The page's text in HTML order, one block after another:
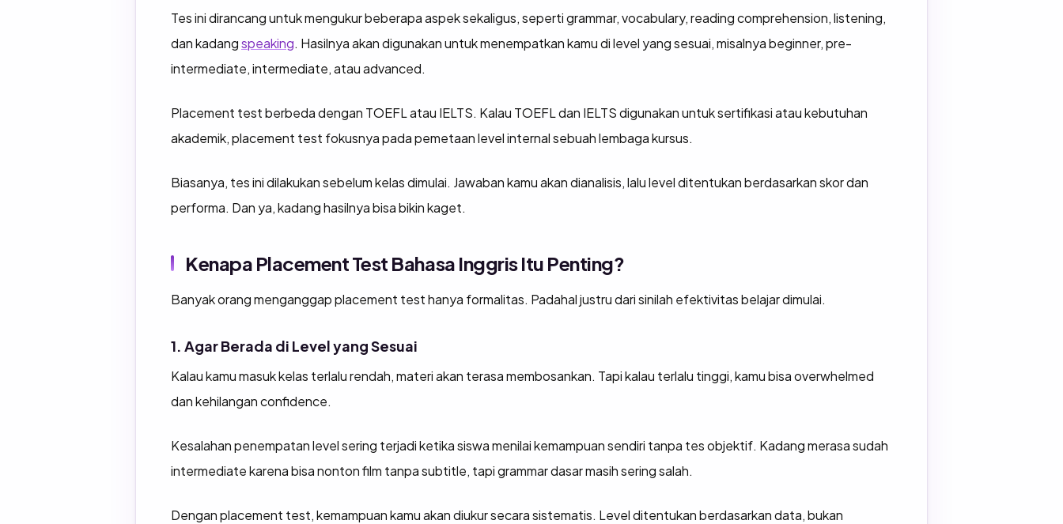
Tes ini dirancang untuk mengukur beberapa aspek sekaligus, seperti grammar, vocabulary, reading comprehension, listening,
dan kadangspeaking. Hasilnya akan digunakan untuk menempatkan kamu di level yang sesuai, misalnya beginner, pre-
intermediate, intermediate, atau advanced.
Placement test berbeda dengan TOEFL atau IELTS. Kalau TOEFL dan IELTS digunakan untuk sertifikasi atau kebutuhan
akademik, placement test fokusnya pada pemetaan level internal sebuah lembaga kursus.
Biasanya, tes ini dilakukan sebelum kelas dimulai. Jawaban kamu akan dianalisis, lalu level ditentukan berdasarkan skor dan
performa. Dan ya, kadang hasilnya bisa bikin kaget.
Kenapa Placement Test Bahasa Inggris Itu Penting?
Banyak orang menganggap placement test hanya formalitas. Padahal justru dari sinilah efektivitas belajar dimulai.
1. Agar Berada di Level yang Sesuai
Kalau kamu masuk kelas terlalu rendah, materi akan terasa membosankan. Tapi kalau terlalu tinggi, kamu bisa overwhelmed
dan kehilangan confidence.
Kesalahan penempatan level sering terjadi ketika siswa menilai kemampuan sendiri tanpa tes objektif. Kadang merasa sudah
intermediate karena bisa nonton film tanpa subtitle, tapi grammar dasar masih sering salah.
Dengan placement test, kemampuan kamu akan diukur secara sistematis. Level ditentukan berdasarkan data, bukan